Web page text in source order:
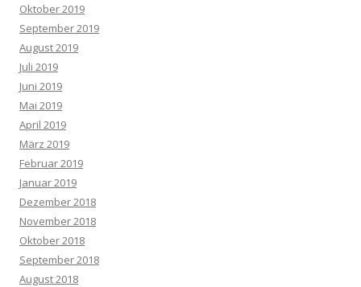
Oktober 2019
September 2019
August 2019
Juli 2019
Juni 2019
Mai 2019
April 2019
März 2019
Februar 2019
Januar 2019
Dezember 2018
November 2018
Oktober 2018
September 2018
August 2018